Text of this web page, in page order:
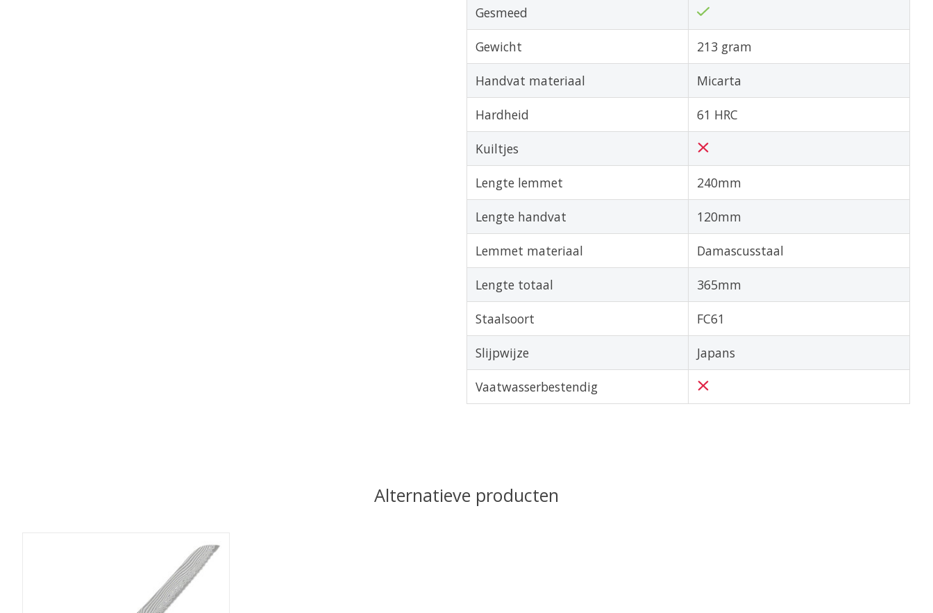
Gesmeed
Gewicht 213 gram
Handvat materiaal Micarta
Hardheid 61 HRC
Kuiltjes
Lengte lemmet 240mm
Lengte handvat 120mm
Lemmet materiaal Damascusstaal
Lengte totaal 365mm
Staalsoort FC61
Slijpwijze Japans
Vaatwasserbestendig
Alternatieve producten